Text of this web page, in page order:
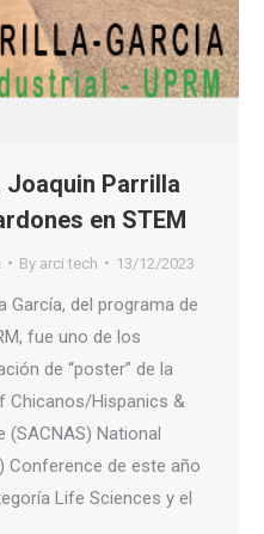
Joaquin Parrilla
en STEM
By arci tech 13/12/2023
García, del programa de
fue uno de los
de “poster” de la
Chicanos/Hispanics &
(SACNAS) National
Conference de este año
Life Sciences y el